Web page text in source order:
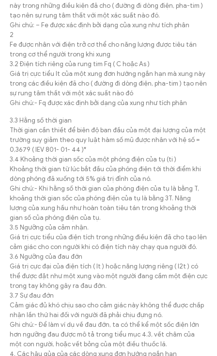
này trong những điều kiện đã cho ( đường đi dòng điện, pha-tim )
tạo nên sự rung tâm thất với một xác suất nào đó.
Ghi chú: – Fe được xác định bởi dạng của xung như tích phân
2
Fe được nhân với điện trở cơ thể cho năng lượng được tiêu tán
trong cơ thể người trong khi xung
3.2 Điện tích riêng của rung tim Fq ( C hoặc As )
Giá trị cực tiểu It của một xung đơn hướng ngắn hạn mà xung này
trong các điều kiện đã cho ( đường đi dòng điện, pha-tim ) tạo nên
sự rung tâm thất với một xác suất nào đó
Ghi chú:- Fq được xác định bởi dạng của xung như tích phân
3.3 Hằng số thời gian
Thời gian cần thiết để biên độ ban đầu của một đại lượng của một
trường suy giảm theo quy luật hàm số mũ được nhân với hệ số =
0,3679 ( IEV 801- 01- 44 )*
3.4 Khoảng thời gian sốc của một phóng điện của tụ (ti )
Khoảng thời gian từ lúc bắt đầu của phóng điện tới thời điểm khi
dòng phóng đã xuống tới 5% giá trị đỉnh của nó.
Ghi chú:- Khi hằng số thời gian của phóng điện của tụ là bằng T,
khoảng thời gian sốc của phóng điện của tụ là bằng 3T. Năng
lượng của xung hầu như hoàn toàn tiêu tán trong khoảng thời
gian số của phóng điện của tụ.
3.5 Ngưỡng của cảm nhận.
Giá trị cực tiểu của điện tích trong những điều kiện đã cho tạo lên
cảm giác cho con người khi có điện tích này chạy qua người đó.
3.6 Ngưỡng của đau đớn
Giá trị cực đại của điện tích ( It ) hoặc năng lượng riêng ( I2t ) có
thể được đặt như một xung vào một người đang cầm một điện cực
trong tay không gây ra đau đớn.
3.7 Sự đau đớn
Cảm giác đủ khó chịu sao cho cảm giác này không thể đuợc chấp
nhận lần thứ hai đối với người đã phải chịu đựng nó.
Ghi chú:- Để làm ví dụ về đau đớn, ta có thể kể một sốc điện lớn
hơn ngưỡng đau được mô tả trong tiểu mục 4.3, vết châm của
một con người, hoặc vết bỏng của một điếu thuốc lá.
4. Các hậu qủa của các dòng xung đơn hướng ngắn hạn